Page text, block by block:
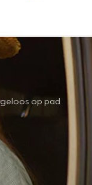
op pad